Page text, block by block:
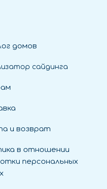
домов
сайдинга
и возврат
в отношении
персональных